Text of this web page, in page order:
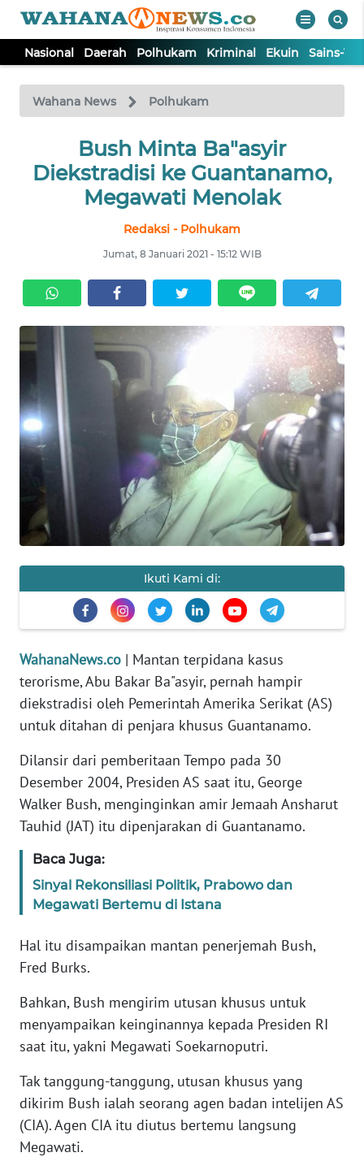
Nasional Daerah Polhukam Kriminal Ekuin Sains-
Wahana News Polhukam
Bush Minta Ba"asyir
Diekstradisi ke Guantanamo,
Megawati Menolak
Redaksi - Polhukam
Jumat, 8 Januari 2021 - 15:12 WIB
Ikuti Kami di:
WahanaNews.co | Mantan terpidana kasus
terorisme, Abu Bakar Ba"asyir, pernah hampir
diekstradisi oleh Pemerintah Amerika Serikat (AS)
untuk ditahan di penjara khusus Guantanamo.
Dilansir dari pemberitaan Tempo pada 30
Desember 2004, Presiden AS saat itu, George
Walker Bush, menginginkan amir Jemaah Ansharut
Tauhid (JAT) itu dipenjarakan di Guantanamo.
Baca Juga:
Sinyal Rekonsiliasi Politik, Prabowo dan
Megawati Bertemu di Istana
Hal itu disampaikan mantan penerjemah Bush,
Fred Burks.
Bahkan, Bush mengirim utusan khusus untuk
menyampaikan keinginannya kepada Presiden RI
saat itu, yakni Megawati Soekarnoputri.
Tak tanggung-tanggung, utusan khusus yang
dikirim Bush ialah seorang agen badan intelijen AS
(CIA). Agen CIA itu diutus bertemu langsung
Megawati.
TV
Tutup
NASIONAL
KRIMINAL
EKUIN
SAINS-TEKNO
KESEHATAN
INTERNASIONAL
SERBA-SERBI
OLAHRAGA
EDITORIAL
Informasi
INDEKS
BERITA
KONTAK
INFO
IKLAN
TENTANG
KAMI
PEDOMAN
MEDIA
SIBER
REDAKSI
KARIR